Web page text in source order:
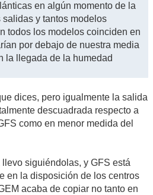
en algún momento de la
y tantos modelos
todos los modelos coinciden en
por debajo de nuestra media
la llegada de la humedad
dices, pero igualmente la salida
descuadrada respecto a
como en menor medida del
siguiéndolas, y GFS está
en la disposición de los centros
acaba de copiar no tanto en